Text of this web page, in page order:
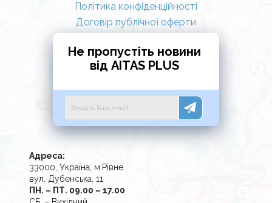
Політика конфіденційності
Договір публічної оферти
Не пропустіть новини
від AITAS PLUS
Адреса:
33000, Україна, м.Рівне
вул. Дубенська, 11
ПН. – ПТ. 09.00 – 17.00